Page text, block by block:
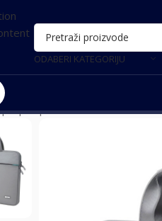
ODABERI KATEGORIJU
i oprema/Torbe i rančevi/